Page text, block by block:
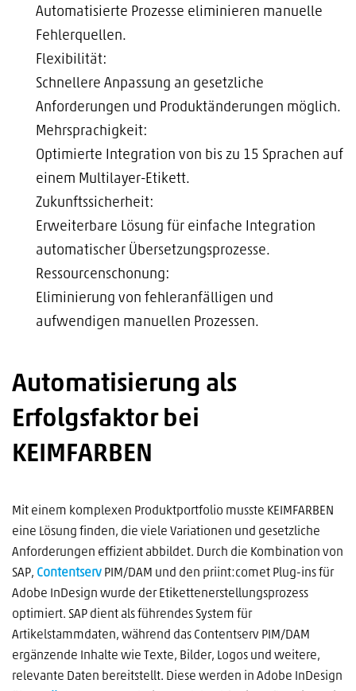
Automatisierte Prozesse eliminieren manuelle
Fehlerquellen.
Flexibilität:
Schnellere Anpassung an gesetzliche
Anforderungen und Produktänderungen möglich.
Mehrsprachigkeit:
Optimierte Integration von bis zu 15 Sprachen auf
einem Multilayer-Etikett.
Zukunftssicherheit:
Erweiterbare Lösung für einfache Integration
automatischer Übersetzungsprozesse.
Ressourcenschonung:
Eliminierung von fehleranfälligen und
aufwendigen manuellen Prozessen.
Automatisierung als
Erfolgsfaktor bei
KEIMFARBEN
Mit einem komplexen Produktportfolio musste KEIMFARBEN
eine Lösung finden, die viele Variationen und gesetzliche
Anforderungen effizient abbildet. Durch die Kombination von
SAP, Contentserv PIM/DAM und den priint:comet Plug-ins für
Adobe InDesign wurde der Etikettenerstellungsprozess
optimiert. SAP dient als führendes System für
Artikelstammdaten, während das Contentserv PIM/DAM
ergänzende Inhalte wie Texte, Bilder, Logos und weitere,
relevante Daten bereitstellt. Diese werden in Adobe InDesign